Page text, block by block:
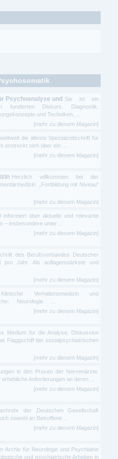
Psychoanalyse und Sie ist ein
fundierten Diskurs. Diagnostik,
und Techniken, ...
[mehr zu diesem Magazin]
die älteste Spezialzeitschrift für
erstreckt sich über ein ...
[mehr zu diesem Magazin]
Herzlich willkommen bei der
„Fortbildung mit Niveau“
[mehr zu diesem Magazin]
informiert über aktuelle und relevante
– insbesondere unter ...
[mehr zu diesem Magazin]
des Berufsverbandes Deutscher
pro Jahr. Als auflagenstärkste und
[mehr zu diesem Magazin]
Verhaltensmedizin und
Neurologie ...
[mehr zu diesem Magazin]
Medium für die Analyse, Diskussion
Flaggschiff der sozialpsychiatrischen
[mehr zu diesem Magazin]
in den Praxen der Nervenärzte,
Anforderungen an deren ...
[mehr zu diesem Magazin]
der ‚Deutschen Gesellschaft
sowohl an Betroffene ...
[mehr zu diesem Magazin]
Archiv für Neurologie und Psychiatrie
und psychiatrische Arbeiten in